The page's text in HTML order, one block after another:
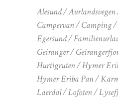
Alesund Aurlandsvegen
Campervan
Camping
Egersund
Geiranger
Hurtigruten
Hymer
Hymer Eriba Pan
Laerdal
Lofoten